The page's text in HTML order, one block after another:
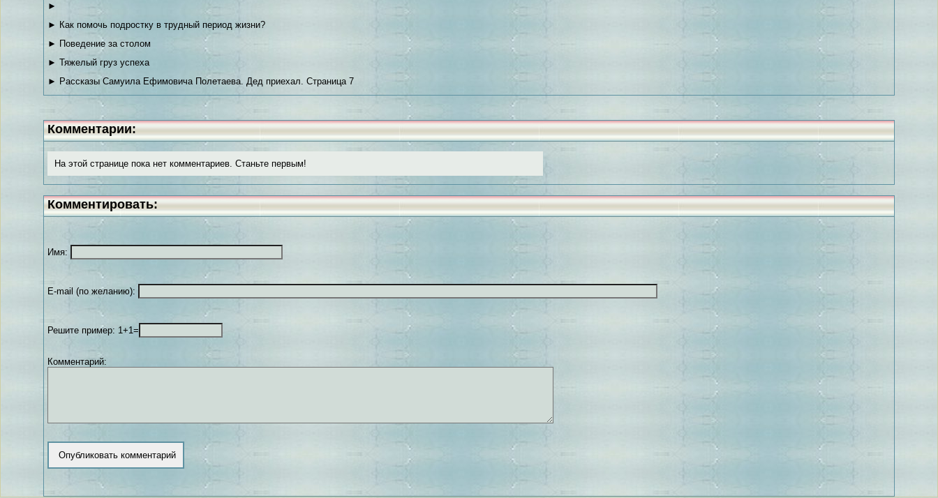
►
► Как помочь подростку в трудный период жизни?
► Поведение за столом
► Тяжелый груз успеха
► Рассказы Самуила Ефимовича Полетаева. Дед приехал. Страница 7
Комментарии:
На этой странице пока нет комментариев. Станьте первым!
Комментировать:
Имя:
E-mail (по желанию):
Решите пример: 1+1=
Комментарий: